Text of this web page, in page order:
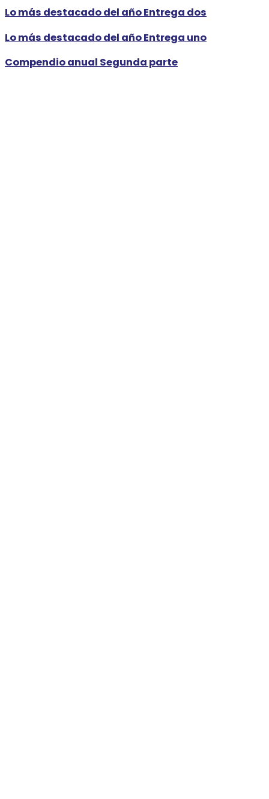
Lo más destacado del año Entrega dos
Lo más destacado del año Entrega uno
Compendio anual Segunda parte